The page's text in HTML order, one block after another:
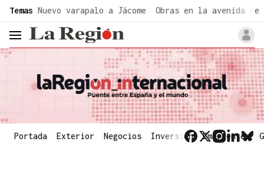
Temas Nuevo varapalo a Jácome Obras en la avenida de
header.menu.open
Portada Exterior Negocios Inversión Emergentes